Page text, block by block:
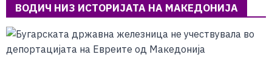
ВОДИЧ НИЗ ИСТОРИЈАТА НА МАКЕДОНИЈА